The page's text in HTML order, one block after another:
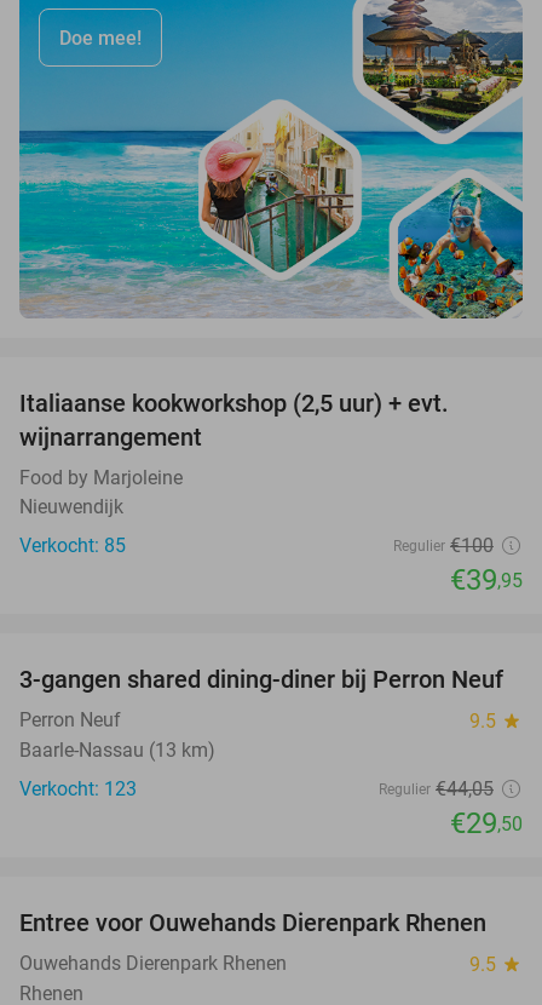
Doe mee!
Italiaanse kookworkshop (2,5 uur) + evt.
wijnarrangement
Food by Marjoleine
Nieuwendijk
Verkocht: 85
Regulier €100
€39,95
33%
3-gangen shared dining-diner bij Perron Neuf
Perron Neuf 9.5 star
Baarle-Nassau (13 km)
Verkocht: 123
Regulier €44,05
€29,50
19%
Entree voor Ouwehands Dierenpark Rhenen
Ouwehands Dierenpark Rhenen 9.5 star
Rhenen